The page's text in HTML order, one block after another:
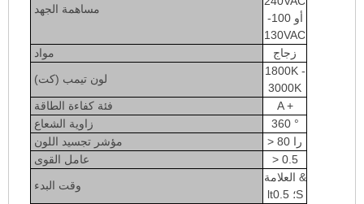
مساهمة الجهد
أو 100-
130VAC
مواد
زجاج
لون تيمب (كت)
1800K -
3000K
فئة كفاءة الطاقة
A +
زاوية الشعاع
360 °
مؤشر تجسيد اللون
> 80 را
عامل القوى
> 0.5
وقت البدء
العلامة &
lt؛ 0.5S